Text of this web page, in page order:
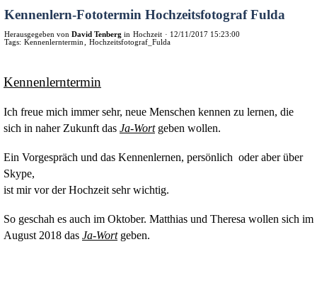
Kennenlern-Fototermin Hochzeitsfotograf Fulda
Herausgegeben von David Tenberg in Hochzeit · 12/11/2017 15:23:00
Tags: Kennenlerntermin Hochzeitsfotograf_Fulda
Kennenlerntermin
Ich freue mich immer sehr, neue Menschen kennen zu lernen, die
sich in naher Zukunft das Ja-Wortgeben wollen.
Ein Vorgespräch und das Kennenlernen, persönlich oder aber über
Skype,
ist mir vor der Hochzeit sehr wichtig.
So geschah es auch im Oktober. Matthias und Theresa wollen sich im
August 2018 das Ja-Wortgeben.